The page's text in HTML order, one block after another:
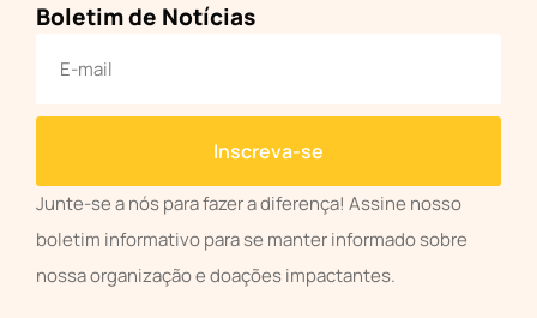
Boletim de Notícias
Inscreva-se
Junte-se a nós para fazer a diferença! Assine nosso
boletim informativo para se manter informado sobre
nossa organização e doações impactantes.